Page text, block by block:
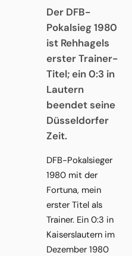
Der DFB-
Pokalsieg 1980
ist Rehhagels
erster Trainer-
Titel; ein 0:3 in
Lautern
beendet seine
Düsseldorfer
Zeit.
DFB-Pokalsieger
1980 mit der
Fortuna, mein
erster Titel als
Trainer. Ein 0:3 in
Kaiserslautern im
Dezember 1980